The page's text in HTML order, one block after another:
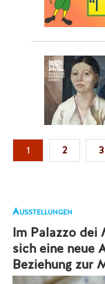
1 2 3
Ausstellungen
Im Palazzo dei
sich eine neue
Beziehung zur